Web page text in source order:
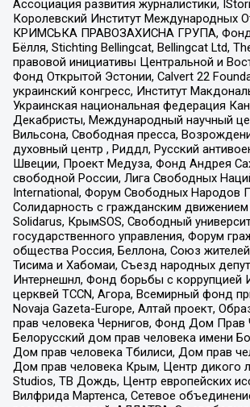
Ассоциация развития журналистики,
Королевский Институт Международных
КРИМСЬКА ПРАВОЗАХИСНА ГРУПА, Фонд
Бёлля, Stichting Bellingcat, Bellingcat Ltd,
правовой инициативы Центральной и
Фонд Открытой Эстонии, Calvert 22
украинский конгресс, Институт
Украинская национальная федерация
Декабристы, Международный научный
Вильсона, Свободная пресса,
духовный центр , Риддл, Русский
Швеции, Проект Медуза, Фонд Андрея
свободной России, Лига Свободных
International, Форум Свободных Народов
Солидарность с гражданским
Solidarus, КрымSOS, Свободный
государственного управления, Форум
общества Россия, Беллона, Союз
Тисима и Хабомаи, Съезд народных
Интернешнл, Фонд борьбы с коррупцией
церквей TCCN, Агора, Всемирный фонд
Novaja Gazeta-Europe, Алтай проект,
прав человека Чернигов, Фонд Дом Прав
Белорусский дом прав человека имени
Дом прав человека Тбилиси, Дом прав
Дом прав человека Крым, Центр дикого
Studios, ТВ Дождь, Центр европейских
Вилфрида Мартенса, Сетевое